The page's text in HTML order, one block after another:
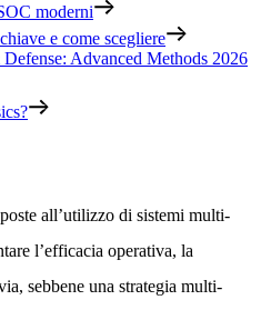
moderni
e come scegliere
Advanced Methods 2026
all’utilizzo di sistemi multi-
l’efficacia operativa, la
sebbene una strategia multi-